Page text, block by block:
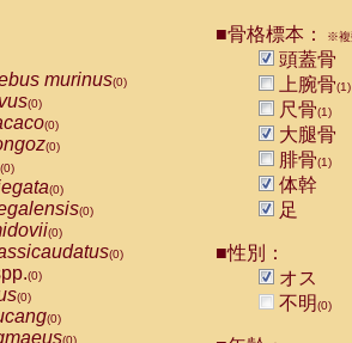
(0)
(0)
(0)
(0)
(0)
(0)
(0)
cana
rubicundus
murinus(0)
(0)
(0)
(0)
(0)
(0)
(0)
(0)
(0)
(0)
(0)
(0)
(0)
■骨格標本： ※複
頭蓋骨
上腕骨(1)
尺骨(1)
大腿骨
腓骨(1)
体幹
足
■性別：
オス
不明(0)